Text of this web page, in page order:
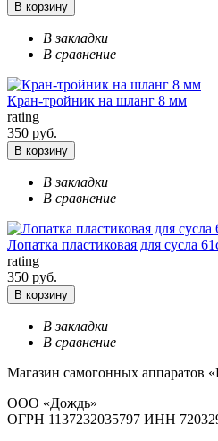
В корзину
В закладки
В сравнение
Кран-тройник на шланг 8 мм
rating
350 руб.
В корзину
В закладки
В сравнение
Лопатка пластиковая для сусла
rating
350 руб.
В корзину
В закладки
В сравнение
Магазин самогонных аппаратов
ООО «Дождь»
ОГРН 1137232035797 ИНН